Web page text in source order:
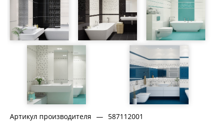
Артикул производителя — 587112001